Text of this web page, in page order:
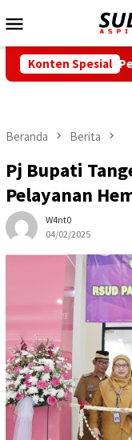
ke
Mobile
Konten Spesial
Pentingnya
Beranda Berita
Pj Bupati
Pelayanan
W4nt0
04/02/2025